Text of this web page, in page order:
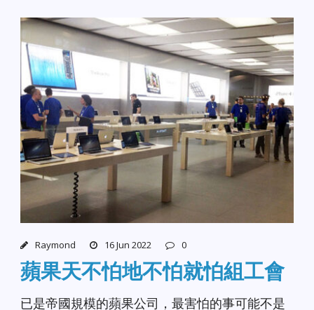
Raymond 16 Jun 2022 0
蘋果天不怕地不怕就怕組工會
已是帝國規模的蘋果公司，最害怕的事可能不是